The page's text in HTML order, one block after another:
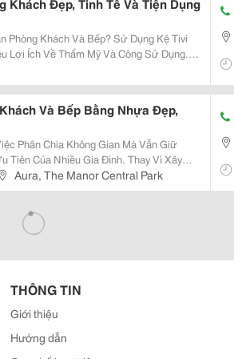
Và Bếp? Sử Dụng Kệ Tivi
Lợi Ích Về Thẩm Mỹ Và Công Sử Dụng.
Và Bếp Bằng Nhựa Đẹp,
Phân Chia Không Gian Mà Vẫn Giữ
Tiên Của Nhiều Gia Đình. Thay Vì Xây
Khách Và Bếp Bằng Nhựa Đang Trở
Tính Thẩm...
Aura, The Manor Central Park
THÔNG TIN
Giới thiệu
Hướng dẫn